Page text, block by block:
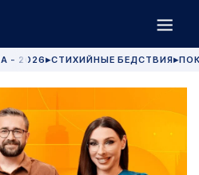
- 2026 ▶СТИХИЙНЫЕ БЕДСТВИЯ▶